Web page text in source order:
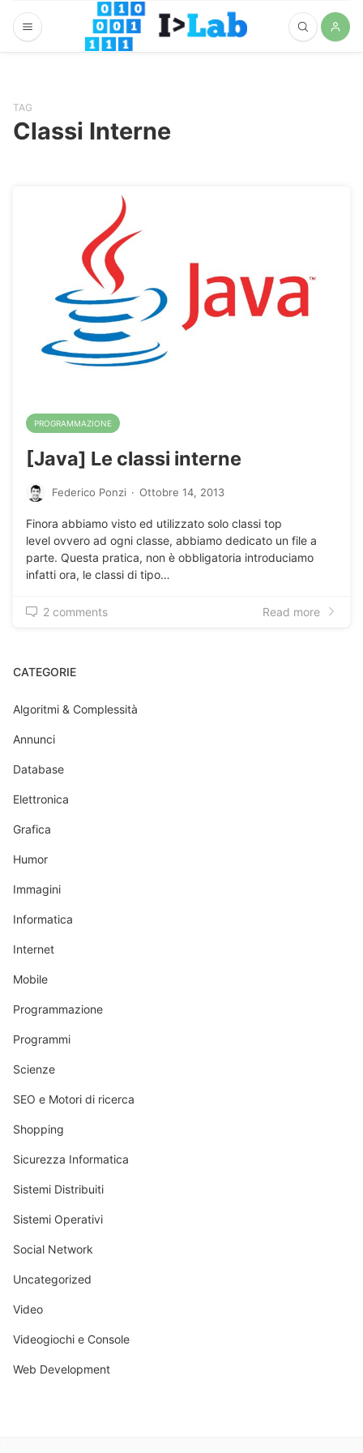
TAG
Classi Interne
PROGRAMMAZIONE
[Java] Le classi interne
Federico Ponzi · Ottobre 14, 2013
Finora abbiamo visto ed utilizzato solo classi top
level ovvero ad ogni classe, abbiamo dedicato un file a
parte. Questa pratica, non è obbligatoria introduciamo
infatti ora, le classi di tipo…
2 comments Read more
CATEGORIE
Algoritmi & Complessità
Annunci
Database
Elettronica
Grafica
Humor
Immagini
Informatica
Internet
Mobile
Programmazione
Programmi
Scienze
SEO e Motori di ricerca
Shopping
Sicurezza Informatica
Sistemi Distribuiti
Sistemi Operativi
Social Network
Uncategorized
Video
Videogiochi e Console
Web Development